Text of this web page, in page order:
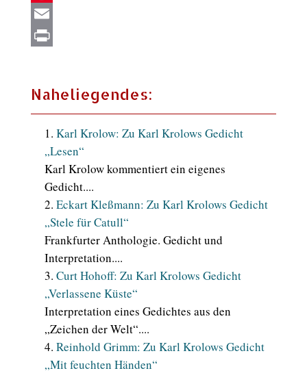
Pinterest
Email
Naheliegendes:
Karl Krolow: Zu Karl Krolows Gedicht
„Lesen“
Karl Krolow kommentiert ein eigenes
Gedicht....
Eckart Kleßmann: Zu Karl Krolows Gedicht
„Stele für Catull“
Frankfurter Anthologie. Gedicht und
Interpretation....
Curt Hohoff: Zu Karl Krolows Gedicht
„Verlassene Küste“
Interpretation eines Gedichtes aus den
„Zeichen der Welt“....
Reinhold Grimm: Zu Karl Krolows Gedicht
„Mit feuchten Händen“